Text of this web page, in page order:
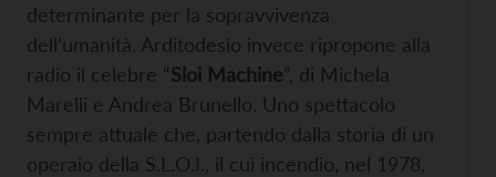
determinante per la sopravvivenza
dell’umanità. Arditodesìo invece ripropone alla
radio il celebre “Sloi Machine”, di Michela
Marelli e Andrea Brunello. Uno spettacolo
sempre attuale che, partendo dalla storia di un
operaio della S.L.O.I., il cui incendio, nel 1978,